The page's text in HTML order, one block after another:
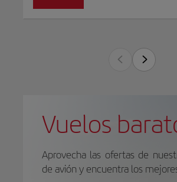
Vuelos
Aprovecha las ofertas de
de avión y encuentra los